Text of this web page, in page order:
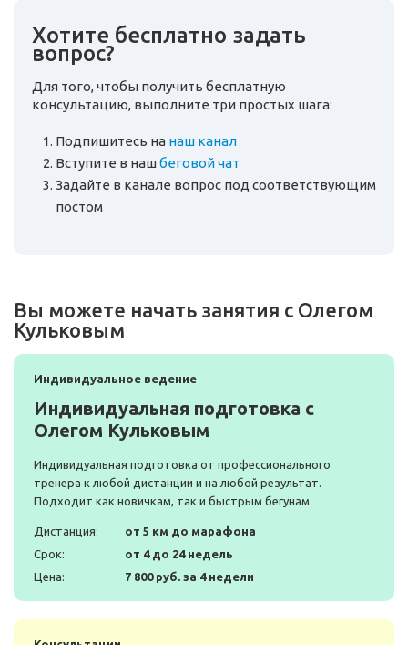
Хотите бесплатно задать
вопрос?
Для того, чтобы получить бесплатную
консультацию, выполните три простых шага:
Подпишитесь на наш канал
Вступите в нашбеговой чат
Задайте в канале вопрос под соответствующим
постом
Вы можете начать занятия с Олегом
Кульковым
Индивидуальное ведение
Индивидуальная подготовка с
Олегом Кульковым
Индивидуальная подготовка от профессионального
тренера к любой дистанции и на любой результат.
Подходит как новичкам, так и быстрым бегунам
Дистанция:
от 5 км до марафона
Срок:
от 4 до 24 недель
Цена:
7 800 руб. за 4 недели